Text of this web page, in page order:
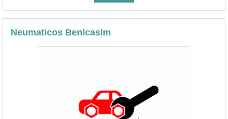
Neumaticos Benicasim